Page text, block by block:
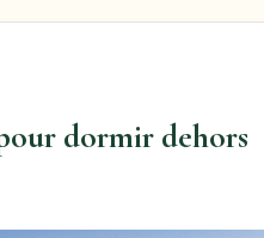
dormir dehors